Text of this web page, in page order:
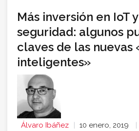
Más inversión en IoT
seguridad: algunos
claves de las nuevas
inteligentes»
Álvaro Ibáñez 10 enero, 2019